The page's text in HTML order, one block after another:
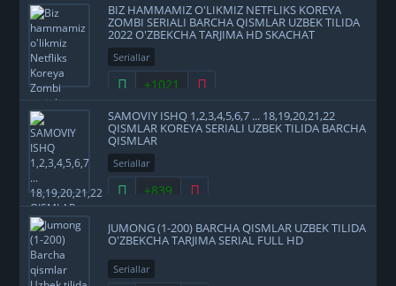
BIZ HAMMAMIZ O'LIKMIZ NETFLIKS KOREYA
ZOMBI SERIALI BARCHA QISMLAR UZBEK TILIDA
2022 O'ZBEKCHA TARJIMA HD SKACHAT
Seriallar
+1021
SAMOVIY ISHQ 1,2,3,4,5,6,7 ... 18,19,20,21,22
QISMLAR KOREYA SERIALI UZBEK TILIDA BARCHA
QISMLAR
Seriallar
+839
JUMONG (1-200) BARCHA QISMLAR UZBEK TILIDA
O'ZBEKCHA TARJIMA SERIAL FULL HD
Seriallar